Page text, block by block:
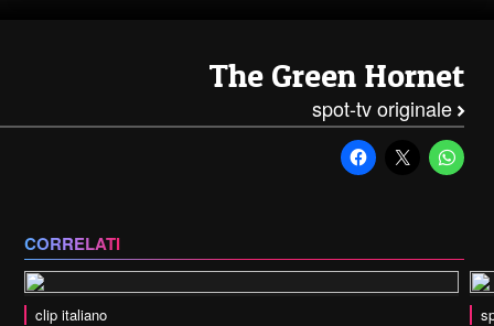
The Green Hornet
spot-tv originale
CORRELATI
clip italiano